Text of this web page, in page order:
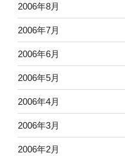
2006年8月
2006年7月
2006年6月
2006年5月
2006年4月
2006年3月
2006年2月